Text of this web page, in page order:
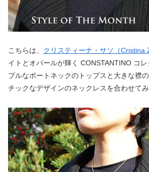
こちらは、 クリスティーナ・サソ（Cristina
イトとオパールが輝く CONSTANTINO コ
プルなボートネックのトップスと大きな襟
チックなデザインのネックレスを合わせてみ